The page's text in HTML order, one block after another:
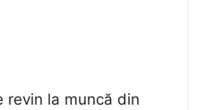
revin la muncă din